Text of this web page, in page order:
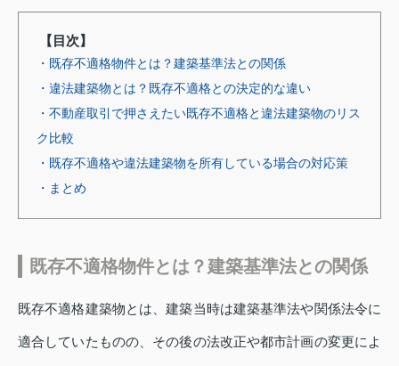
【目次】
・既存不適格物件とは？建築基準法との関係
・違法建築物とは？既存不適格との決定的な違い
・不動産取引で押さえたい既存不適格と違法建築物のリス
ク比較
・既存不適格や違法建築物を所有している場合の対応策
・まとめ
既存不適格物件とは？建築基準法との関係
既存不適格建築物とは、建築当時は建築基準法や関係法令に
適合していたものの、その後の法改正や都市計画の変更によ